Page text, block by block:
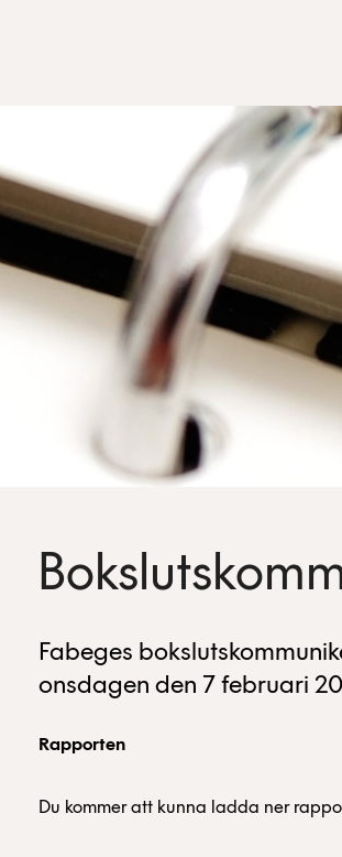
Fabeges
onsdagen den 7 februari
Rapporten
Du kommer att kunna ladda ner